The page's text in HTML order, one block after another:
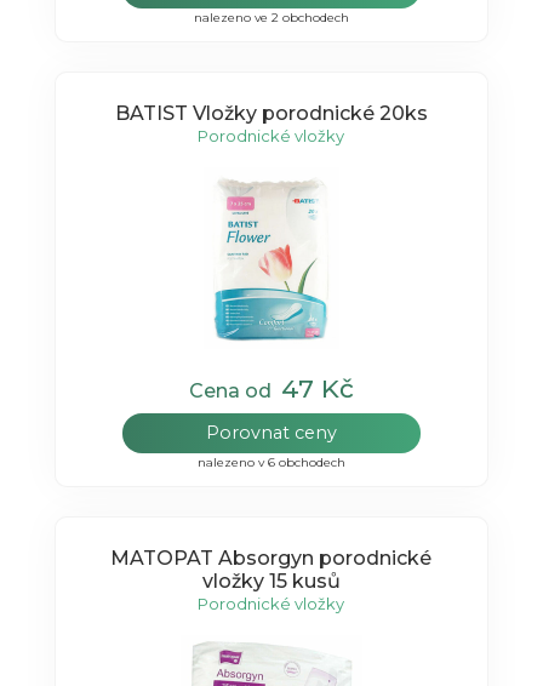
nalezeno ve 2 obchodech
BATIST Vložky porodnické 20ks
Porodnické vložky
Cena od 47 Kč
Porovnat ceny
nalezeno v 6 obchodech
MATOPAT Absorgyn porodnické
vložky 15 kusů
Porodnické vložky